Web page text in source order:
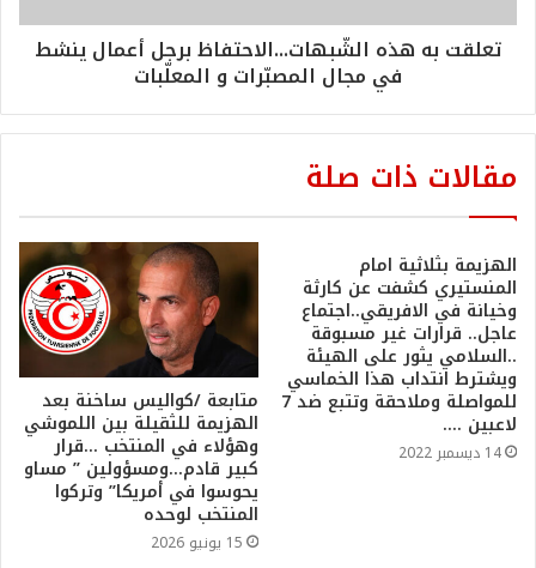
تعلقت به هذه الشّبهات...الاحتفاظ برجل أعمال ينشط
في مجال المصبّرات و المعلّبات
مقالات ذات صلة
الهزيمة بثلاثية امام
المنستيري كشفت عن كارثة
وخيانة في الافريقي..اجتماع
عاجل.. قرارات غير مسبوقة
..السلامي يثور على الهيئة
ويشترط انتداب هذا الخماسي
للمواصلة وملاحقة وتتبع ضد 7
لاعبين ….
14 ديسمبر 2022
متابعة /كواليس ساخنة بعد
الهزيمة للثقيلة بين اللموشي
وهؤلاء في المنتخب …قرار
كبير قادم…ومسؤولين ” مساو
يحوسوا في أمريكا” وتركوا
المنتخب لوحده
15 يونيو 2026